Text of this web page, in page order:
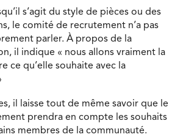
s’agit du style de pièces ou des
le comité de recrutement n’a pas
parler. À propos de la
il indique « nous allons vraiment la
ce qu’elle souhaite avec la
il laisse tout de même savoir que le
prendra en compte les souhaits
membres de la communauté.